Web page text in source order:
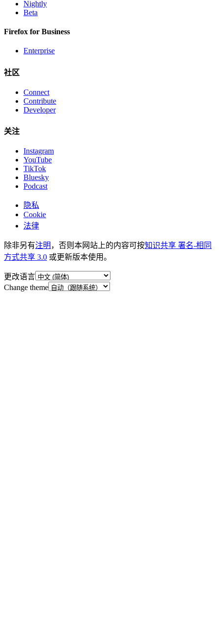
Nightly
Beta
Firefox for Business
Enterprise
社区
Connect
Contribute
Developer
关注
Instagram
YouTube
TikTok
Bluesky
Podcast
隐私
Cookie
法律
除非另有注明 ，否则本网站上的内容可按知识共享 署名-相同
方式共享 3.0 或更新版本使用。
更改语言
Change theme